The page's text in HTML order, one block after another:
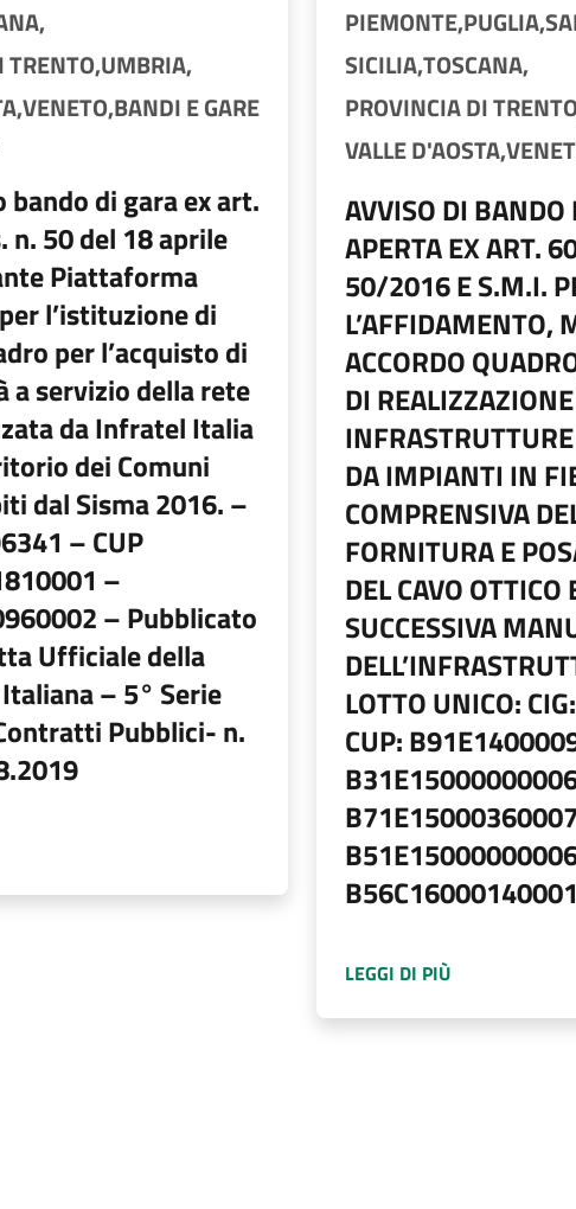
TRENTO,UMBRIA,
VENETO,BANDI E GARE
di gara ex art.
n. 50 del 18 aprile
Piattaforma
l’istituzione di
per l’acquisto di
servizio della rete
da Infratel Italia
dei Comuni
dal Sisma 2016. –
– CUP
–
– Pubblicato
Ufficiale della
– 5° Serie
Pubblici- n.
AGGIUDICATO BANDO DI GARA EX ART. 60 DEL
PIEMONTE,PUGLIA,
SICILIA,TOSCANA,
PROVINCIA DI
VALLE D'AOSTA,
AVVISO DI BANDO
APERTA EX ART.
50/2016 E S.M.I.
L’AFFIDAMENTO,
ACCORDO
DI
DA IMPIANTI IN
COMPRENSIVA
FORNITURA E
DEL CAVO OTTICO
SUCCESSIVA
LOTTO UNICO:
CUP:
LEGGI DI PIÙ